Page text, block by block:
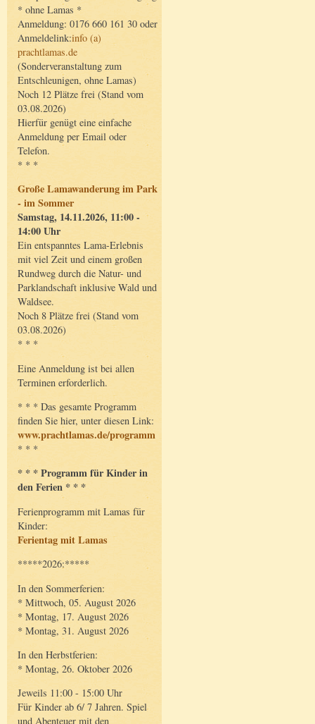
* ohne Lamas *
Anmeldung: 0176 660 161 30 oder
Anmeldelink:info (a)
prachtlamas.de
(Sonderveranstaltung zum
Entschleunigen, ohne Lamas)
Noch 12 Plätze frei (Stand vom
03.08.2026)
Hierfür genügt eine einfache
Anmeldung per Email oder
Telefon.
* * *
Große Lamawanderung im Park
- im Sommer
Samstag, 14.11.2026, 11:00 -
14:00 Uhr
Ein entspanntes Lama-Erlebnis
mit viel Zeit und einem großen
Rundweg durch die Natur- und
Parklandschaft inklusive Wald und
Waldsee.
Noch 8 Plätze frei (Stand vom
03.08.2026)
* * *
Eine Anmeldung ist bei allen
Terminen erforderlich.
* * * Das gesamte Programm
finden Sie hier, unter diesen Link:
www.prachtlamas.de/programm
* * *
* * * Programm für Kinder in
den Ferien * * *
Ferienprogramm mit Lamas für
Kinder:
Ferientag mit Lamas
*****2026:*****
In den Sommerferien:
* Mittwoch, 05. August 2026
* Montag, 17. August 2026
* Montag, 31. August 2026
In den Herbstferien:
* Montag, 26. Oktober 2026
Jeweils 11:00 - 15:00 Uhr
Für Kinder ab 6/ 7 Jahren. Spiel
und Abenteuer mit den